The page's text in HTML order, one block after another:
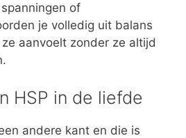
of
je volledig uit balans
aanvoelt zonder ze altijd
HSP in de liefde
andere kant en die is